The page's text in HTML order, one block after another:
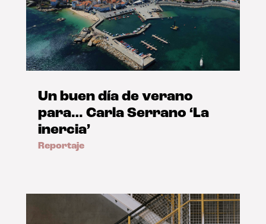
Un buen día de verano
para… Carla Serrano ‘La
inercia’
Reportaje